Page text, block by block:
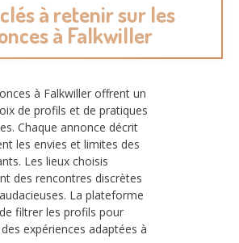
à retenir sur les
à Falkwiller
à Falkwiller offrent un
de profils et de pratiques
Chaque annonce décrit
les envies et limites des
Les lieux choisis
des rencontres discrètes
La plateforme
filtrer les profils pour
expériences adaptées à